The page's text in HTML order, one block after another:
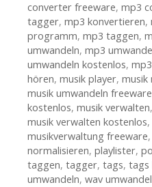
converter freeware, mp3
tagger, mp3 konvertieren,
programm, mp3 taggen,
umwandeln, mp3
umwandeln kostenlos,
hören, musik player, musik
musik umwandeln freeware
kostenlos, musik verwalten,
musik verwalten kostenlos,
musikverwaltung freeware,
normalisieren, playlister,
taggen, tagger, tags, tags
umwandeln, wav